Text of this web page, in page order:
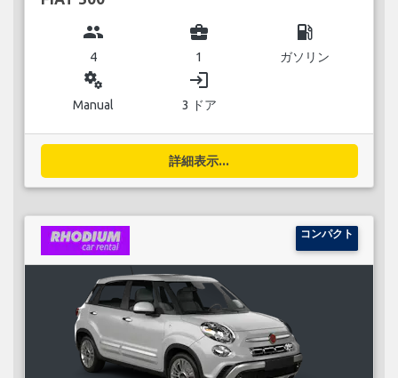
group
4
business_center
1
local_gas_station
ガソリン
miscellaneous_services
Manual
login
3 ドア
詳細表示...
コンパクト